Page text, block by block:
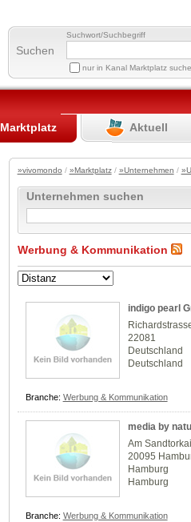
Suchen
Suchwort/Suchbegriff
nur in Kanal Marktplatz
Marktplatz Aktuell
»vivomondo / »Marktplatz/ »Unternehmen /
Unternehmen suchen
Werbung & Kommunikation
indigo pearl
22081
Deutschland
Deutschland
Branche: Werbung & Kommunikation
media by
Am
20095
Hamburg
Hamburg
Branche: Werbung & Kommunikation